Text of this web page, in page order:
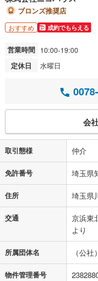
ブロンズ推奨店
おすすめ 成約でもらえる
営業時間 10:00-19:00
定休日
水曜日
会
取引態様 仲介
免許番号 埼玉県
住所 埼玉県
交通
京浜東
より
所属団体名 （公
物件管理番号